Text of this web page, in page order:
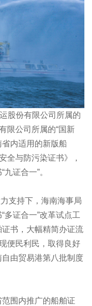
股份有限公司所属的
限公司所属的“国新
内适用的新版船
全与防污染证书》，
证合一”。
支持下，海南海事局
多证合一”改革试点工
书，大幅精简办证流
便民利民，取得良好
由贸易港第八批制度
围内推广的船舶证